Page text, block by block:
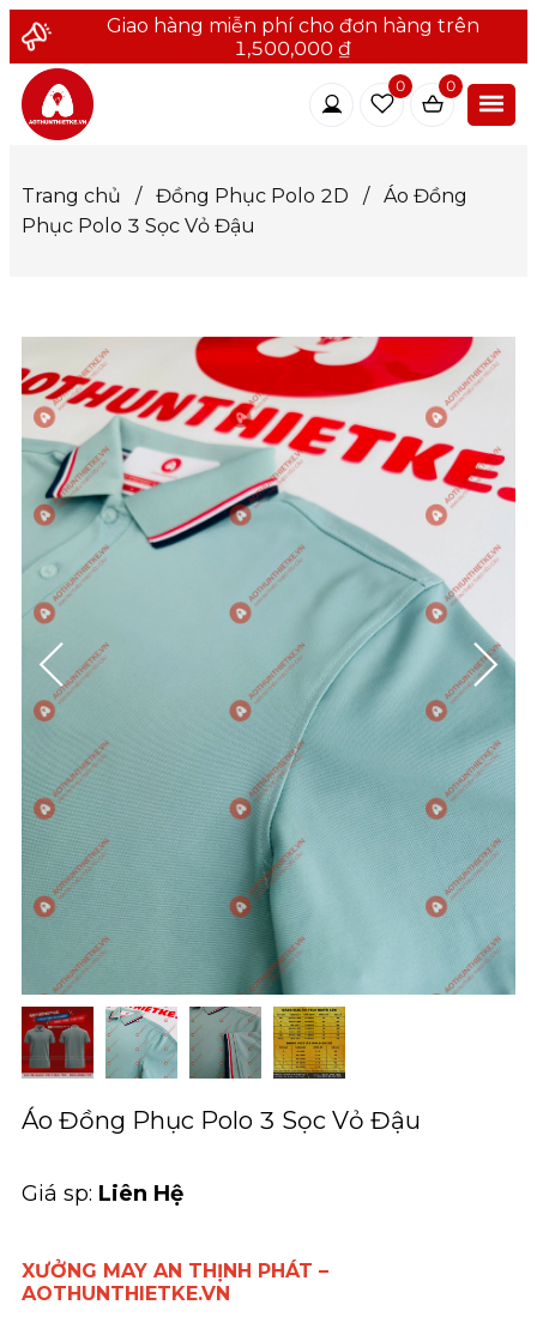
Giao hàng miễn phí cho đơn hàng trên
1,500,000 ₫
0 0
Trang chủ / Đồng Phục Polo 2D /
Áo Đồng
Phục Polo 3 Sọc Vỏ Đậu
Áo Đồng Phục Polo 3 Sọc Vỏ Đậu
XƯỞNG MAY AN THỊNH PHÁT –
AOTHUNTHIETKE.VN
Giá sp: Liên Hệ